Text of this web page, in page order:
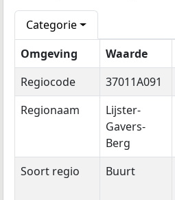
Categorie
Omgeving
Waarde
Regiocode
37011A091
Regionaam
Lijster-
Gavers-
Berg
Soort regio Buurt